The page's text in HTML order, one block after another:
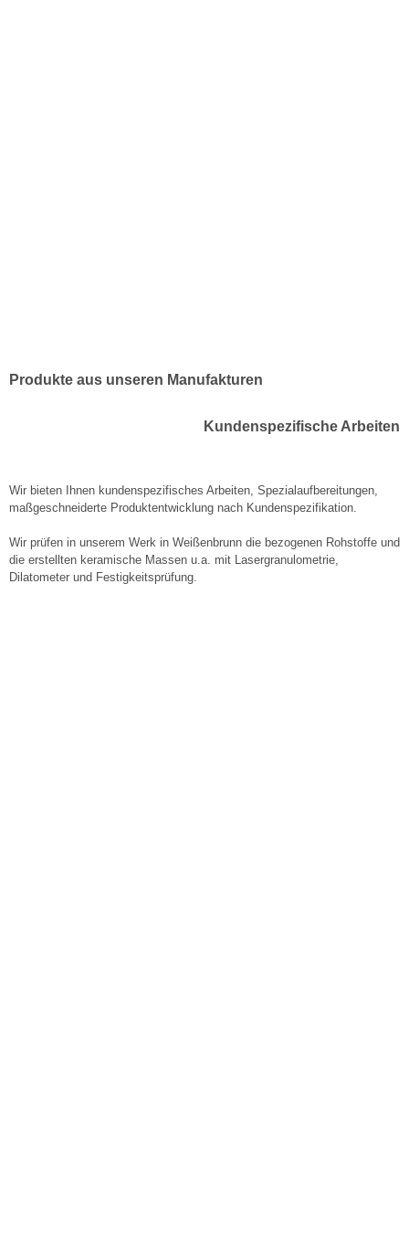
Produkte aus unseren Manufakturen
Kundenspezifische Arbeiten
Wir bieten Ihnen kundenspezifisches Arbeiten, Spezialaufbereitungen,
maßgeschneiderte Produktentwicklung nach Kundenspezifikation.
Wir prüfen in unserem Werk in Weißenbrunn die bezogenen Rohstoffe und
die erstellten keramische Massen u.a. mit Lasergranulometrie,
Dilatometer und Festigkeitsprüfung.